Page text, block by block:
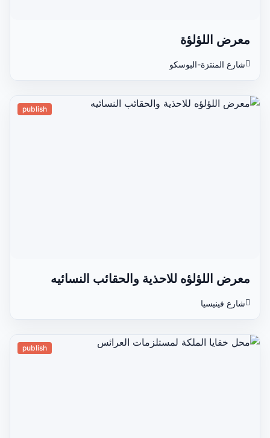
معرض اللؤلؤة
شارع المنتزة-البوسكو
publish
معرض اللؤلؤه للاحذية والحقائب النسائيه
شارع فينيسيا
publish